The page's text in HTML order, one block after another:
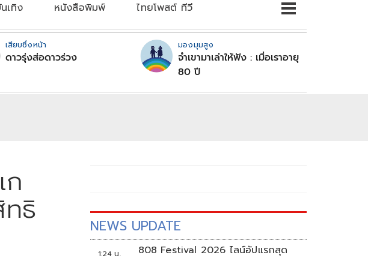
เทิง หนังสือพิมพ์ ไทยโพสต์ ทีวี
เสียบซึ่งหน้า
ดาวรุ่งส่อดาวร่วง
มองมุมสูง
จำเขามาเล่าให้ฟัง : เมื่อเราอายุ
80 ปี
ธิ NEWS UPDATE
1:24 น.
808 Festival 2026 ไลน์อัปแรกสุด